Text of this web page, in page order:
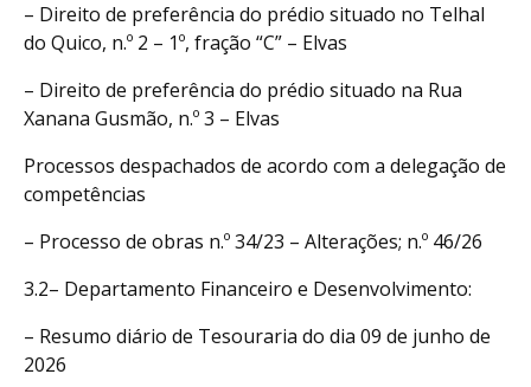
– Direito de preferência do prédio situado no Telhal
do Quico, n.º 2 – 1º, fração “C” – Elvas
– Direito de preferência do prédio situado na Rua
Xanana Gusmão, n.º 3 – Elvas
Processos despachados de acordo com a delegação de
competências
– Processo de obras n.º 34/23 – Alterações; n.º 46/26
3.2– Departamento Financeiro e Desenvolvimento:
– Resumo diário de Tesouraria do dia 09 de junho de
2026